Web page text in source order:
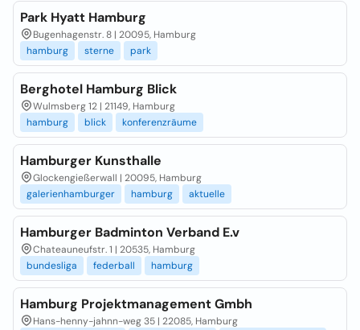
Park Hyatt Hamburg
Bugenhagenstr. 8 | 20095, Hamburg
hamburg
sterne park
Berghotel Hamburg Blick
Wulmsberg 12 | 21149, Hamburg
hamburg
blick konferenzräume
Hamburger Kunsthalle
Glockengießerwall | 20095, Hamburg
galerienhamburger
hamburg aktuelle
Hamburger Badminton Verband E.v
Chateauneufstr. 1 | 20535, Hamburg
bundesliga
federball hamburg
Hamburg Projektmanagement Gmbh
Hans-henny-jahnn-weg 35 | 22085, Hamburg